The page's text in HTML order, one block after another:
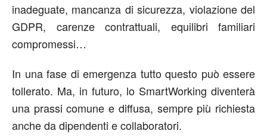
inadeguate, mancanza di sicurezza, violazione del
GDPR, carenze contrattuali, equilibri familiari
compromessi…
In una fase di emergenza tutto questo può essere
tollerato. Ma, in futuro, lo SmartWorking diventerà
una prassi comune e diffusa, sempre più richiesta
anche da dipendenti e collaboratori.